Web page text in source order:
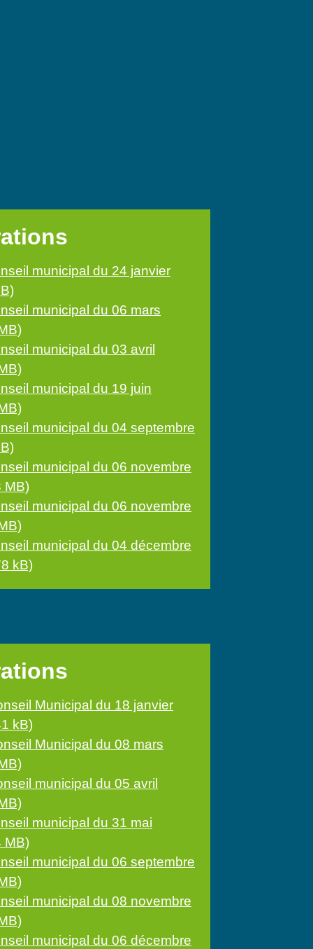
municipal du 24 janvier
municipal du 06 mars
municipal du 03 avril
municipal du 19 juin
municipal du 04 septembre
municipal du 06 novembre
MB)
municipal du 06 novembre
municipal du 04 décembre
kB)
Municipal du 18 janvier
kB)
Municipal du 08 mars
municipal du 05 avril
municipal du 31 mai
MB)
municipal du 06 septembre
municipal du 08 novembre
municipal du 06 décembre